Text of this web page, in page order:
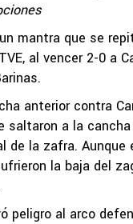
mantra que se
al vencer 2-0 a
anterior contra
saltaron a la
de la zafra.
la baja del
peligro al arco